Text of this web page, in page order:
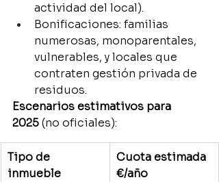
actividad del local).
Bonificaciones: familias
numerosas, monoparentales,
vulnerables, y locales que
contraten gestión privada de
residuos.
Escenarios estimativos para
2025 (no oficiales):
Tipo de
inmueble
Cuota estimada
€/año